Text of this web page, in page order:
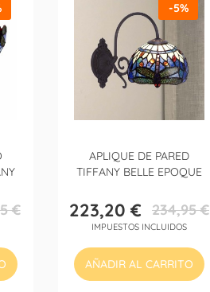
€
APLIQUE DE PARED
TIFFANY BELLE EPOQUE
Precio
223,20 €Precio
base
234,95 €
IMPUESTOS INCLUIDOS
-5%
AÑADIR AL CARRITO